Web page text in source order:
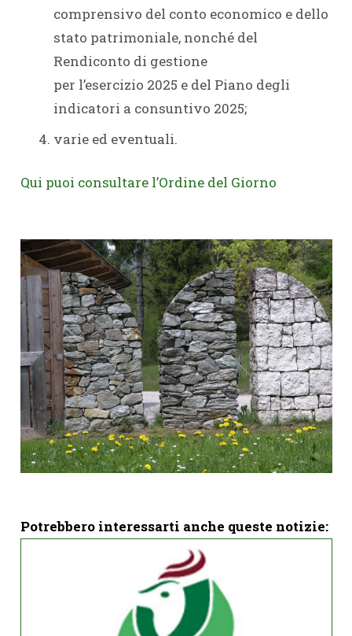
comprensivo del conto economico e dello
stato patrimoniale, nonché del
Rendiconto di gestione
per l’esercizio 2025 e del Piano degli
indicatori a consuntivo 2025;
varie ed eventuali.
Qui puoi consultare l’Ordine del Giorno
Potrebbero interessarti anche queste notizie: